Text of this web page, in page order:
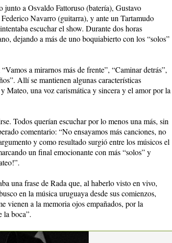
junto a Osvaldo Fattoruso (batería), Gustavo
Navarro (guitarra), y ante un Tartamudo
escuchar el show. Durante dos horas
dejando a más de uno boquiabierto con los “solos”
a mirarnos más de frente”, “Caminar detrás”,
Allí se mantienen algunas características
Mateo, una voz carismática y sincera y el amor por la
Todos querían escuchar por lo menos una más, sin
comentario: “No ensayamos más canciones, no
y como resultado surgió entre los músicos el
un final emocionante con más “solos” y
una frase de Rada que, al haberlo visto en vivo,
en la música uruguaya desde sus comienzos,
vienen a la memoria ojos empañados, por la
la boca”.